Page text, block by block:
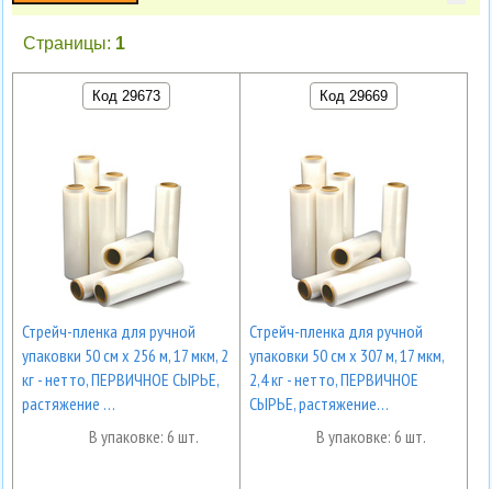
Страницы: 1
Код 29673
Стрейч-пленка для ручной
упаковки 50 см х 256 м, 17 мкм, 2
кг - нетто, ПЕРВИЧНОЕ СЫРЬЕ,
растяжение …
В упаковке: 6 шт.
Код 29669
Стрейч-пленка для ручной
упаковки 50 см х 307 м, 17 мкм,
2,4 кг - нетто, ПЕРВИЧНОЕ
СЫРЬЕ, растяжение…
В упаковке: 6 шт.